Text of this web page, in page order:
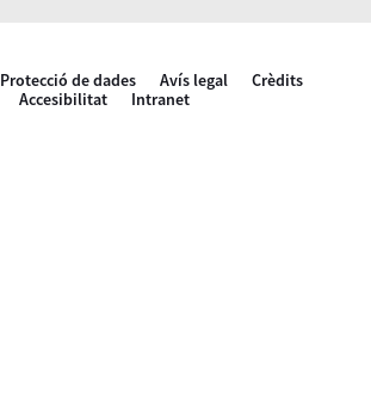
Protecció de dades Avís legal
Crèdits
Accesibilitat
Intranet